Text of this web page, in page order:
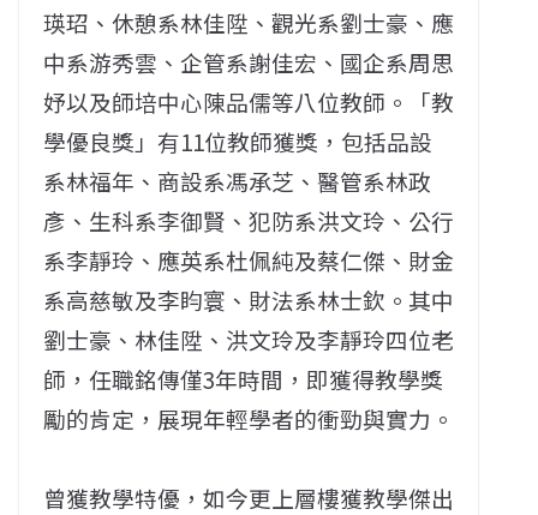
瑛玿、休憩系林佳陞、觀光系劉士豪、應
中系游秀雲、企管系謝佳宏、國企系周思
妤以及師培中心陳品儒等八位教師。「教
學優良獎」有11位教師獲獎，包括品設
系林福年、商設系馮承芝、醫管系林政
彥、生科系李御賢、犯防系洪文玲、公行
系李靜玲、應英系杜佩純及蔡仁傑、財金
系高慈敏及李盷寰、財法系林士欽。其中
劉士豪、林佳陞、洪文玲及李靜玲四位老
師，任職銘傳僅3年時間，即獲得教學獎
勵的肯定，展現年輕學者的衝勁與實力。
曾獲教學特優，如今更上層樓獲教學傑出